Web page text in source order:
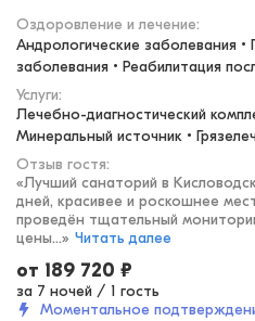
Оздоровление и лечение:
Андрологические заболевания •
заболевания • Реабилитация
Услуги:
Лечебно-диагностический
Минеральный источник •
Отзыв гостя:
«Лучший санаторий в
дней, красивее и роскошнее
проведён тщательный
цены...» Читать далее
от 189 720 ₽
за 7 ночей / 1 гость
Моментальное